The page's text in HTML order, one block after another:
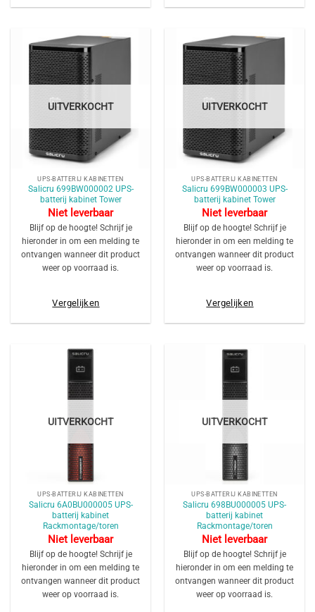
UITVERKOCHT
UPS-BATTERIJ KABINETTEN
Salicru 699BW000002 UPS-
batterij kabinet Tower
Niet leverbaar
Blijf op de hoogte! Schrijf je
hieronder in om een melding te
ontvangen wanneer dit product
weer op voorraad is.
Vergelijken
UITVERKOCHT
UPS-BATTERIJ KABINETTEN
Salicru 699BW000003 UPS-
batterij kabinet Tower
Niet leverbaar
Blijf op de hoogte! Schrijf je
hieronder in om een melding te
ontvangen wanneer dit product
weer op voorraad is.
Vergelijken
UITVERKOCHT
UPS-BATTERIJ KABINETTEN
Salicru 6A0BU000005 UPS-
batterij kabinet
Rackmontage/toren
Niet leverbaar
Blijf op de hoogte! Schrijf je
hieronder in om een melding te
ontvangen wanneer dit product
weer op voorraad is.
UITVERKOCHT
UPS-BATTERIJ KABINETTEN
Salicru 698BU000005 UPS-
batterij kabinet
Rackmontage/toren
Niet leverbaar
Blijf op de hoogte! Schrijf je
hieronder in om een melding te
ontvangen wanneer dit product
weer op voorraad is.